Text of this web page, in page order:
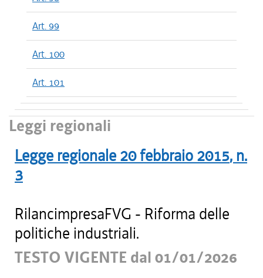
Art. 99
Art. 100
Art. 101
Leggi regionali
Legge regionale 20 febbraio 2015, n.
3
RilancimpresaFVG - Riforma delle
politiche industriali.
TESTO VIGENTE dal 01/01/2026